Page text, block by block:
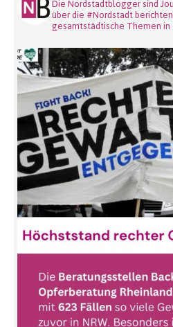
Die Nordstadtblogger sind
über die #Nordstadt
gesamtstädtische Themen in